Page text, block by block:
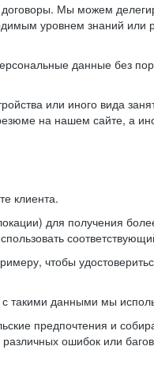
Мы можем
уровнем знаний
данные без
или иного вида
на нашем сайте, а
клиента.
для получения
чтобы
такими данными мы
предпочтения и
различных ошибок или